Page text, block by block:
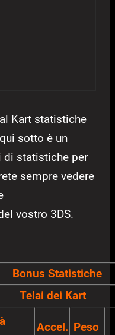
Kart statistiche
sotto è un
di statistiche per
sempre vedere
vostro 3DS.
Bonus Statistiche
Telai dei Kart
Accel. Peso